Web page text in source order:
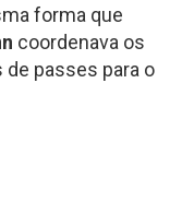
forma que
coordenava os
de passes para o